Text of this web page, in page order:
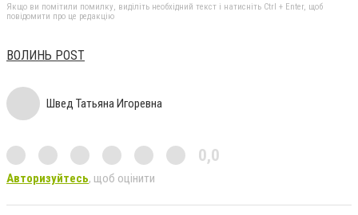
Якщо ви помітили помилку, виділіть необхідний текст і натисніть Ctrl + Enter, щоб
повідомити про це редакцію
ВОЛИНЬ POST
Швед Татьяна Игоревна
0,0
Авторизуйтесь, щоб оцінити